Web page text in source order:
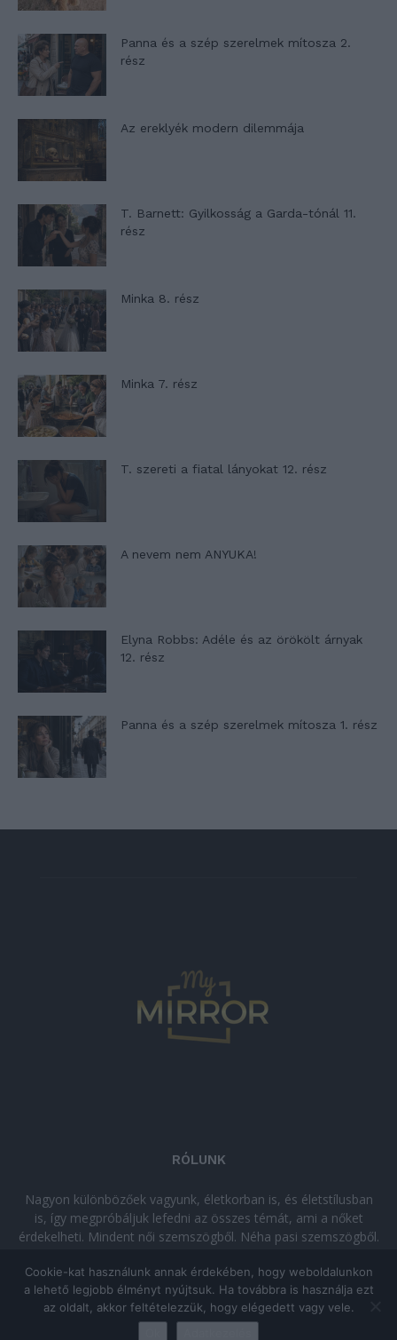
Panna és a szép szerelmek mítosza 2.
rész
Az ereklyék modern dilemmája
T. Barnett: Gyilkosság a Garda-tónál 11.
rész
Minka 8. rész
Minka 7. rész
T. szereti a fiatal lányokat 12. rész
A nevem nem ANYUKA!
Elyna Robbs: Adéle és az örökölt árnyak
12. rész
Panna és a szép szerelmek mítosza 1. rész
RÓLUNK
Nagyon különbözőek vagyunk, életkorban is, és életstílusban
is, így megpróbáljuk lefedni az összes témát, ami a nőket
érdekelheti. Mindent női szemszögből. Néha pasi szemszögből.
kikapcsolódásra vágysz!
© Copyright 2026 - mymirror.huADATKEZELÉSI TÁJÉKOZTATÓ
Cookie-kat használunk annak érdekében, hogy weboldalunkon
a lehető legjobb élményt nyújtsuk. Ha továbbra is használja ezt
az oldalt, akkor feltételezzük, hogy elégedett vagy vele.